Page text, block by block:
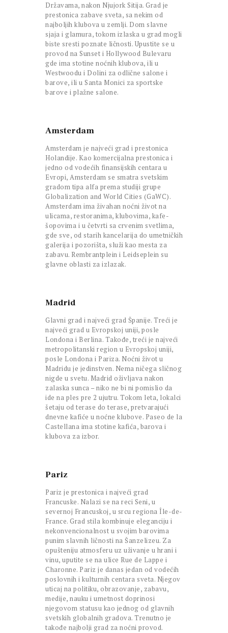
Državama, nakon Njujork Sitija. Grad je
prestonica zabave sveta, sa nekim od
najboljih klubova u zemlji. Dom slavne
sjaja i glamura, tokom izlaska u grad mogli
biste sresti poznate ličnosti. Upustite se u
provod na Sunset i Hollywood Bulevaru
gde ima stotine noćnih klubova, ili u
Westwoodu i Dolini za odlične salone i
barove, ili u Santa Monici za sportske
barove i plažne salone.
Amsterdam
Amsterdam je najveći grad i prestonica
Holandije. Kao komercijalna prestonica i
jedno od vodećih finansijskih centara u
Evropi, Amsterdam se smatra svetskim
gradom tipa alfa prema studiji grupe
Globalization and World Cities (GaWC).
Amsterdam ima živahan noćni život na
ulicama, restoranima, klubovima, kafe-
šopovima i u četvrti sa crvenim svetlima,
gde sve, od starih kancelarija do umetničkih
galerija i pozorišta, služi kao mesta za
zabavu. Rembrantplein i Leidseplein su
glavne oblasti za izlazak.
Madrid
Glavni grad i najveći grad Španije. Treći je
najveći grad u Evropskoj uniji, posle
Londona i Berlina. Takođe, treći je najveći
metropolitanski region u Evropskoj uniji,
posle Londona i Pariza. Noćni život u
Madridu je jedinstven. Nema ničega sličnog
nigde u svetu. Madrid oživljava nakon
zalaska sunca – niko ne bi ni pomislio da
ide na ples pre 2 ujutru. Tokom leta, lokalci
šetaju od terase do terase, pretvarajući
dnevne kafiće u noćne klubove. Paseo de la
Castellana ima stotine kafića, barova i
klubova za izbor.
Pariz
Pariz je prestonica i najveći grad
Francuske. Nalazi se na reci Seni, u
severnoj Francuskoj, u srcu regiona Île-de-
France. Grad stila kombinuje eleganciju i
nekonvencionalnost u svojim barovima
punim slavnih ličnosti na Šanzelizeu. Za
opušteniju atmosferu uz uživanje u hrani i
vinu, uputite se na ulice Rue de Lappe i
Charonne. Pariz je danas jedan od vodećih
poslovnih i kulturnih centara sveta. Njegov
uticaj na politiku, obrazovanje, zabavu,
medije, nauku i umetnost doprinosi
njegovom statusu kao jednog od glavnih
svetskih globalnih gradova. Trenutno je
takođe najbolji grad za noćni provod.